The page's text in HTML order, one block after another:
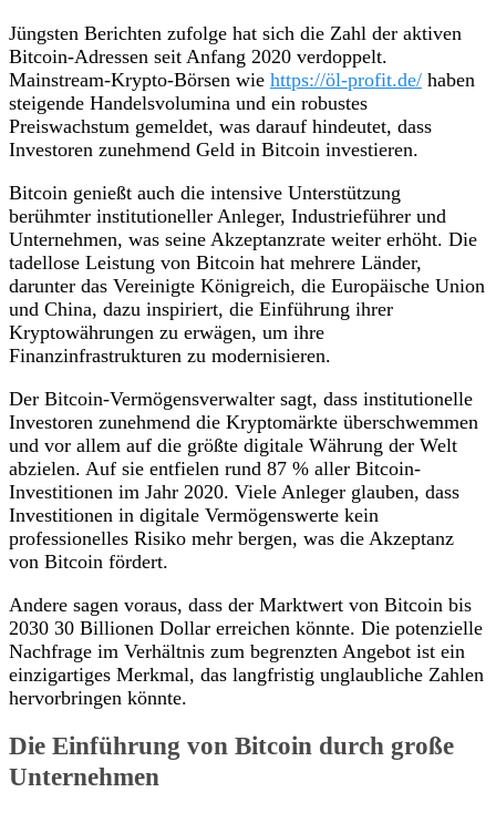
Jüngsten Berichten zufolge hat sich die Zahl der aktiven
Bitcoin-Adressen seit Anfang 2020 verdoppelt.
Mainstream-Krypto-Börsen wie https://öl-profit.de/ haben
steigende Handelsvolumina und ein robustes
Preiswachstum gemeldet, was darauf hindeutet, dass
Investoren zunehmend Geld in Bitcoin investieren.
Bitcoin genießt auch die intensive Unterstützung
berühmter institutioneller Anleger, Industrieführer und
Unternehmen, was seine Akzeptanzrate weiter erhöht. Die
tadellose Leistung von Bitcoin hat mehrere Länder,
darunter das Vereinigte Königreich, die Europäische Union
und China, dazu inspiriert, die Einführung ihrer
Kryptowährungen zu erwägen, um ihre
Finanzinfrastrukturen zu modernisieren.
Der Bitcoin-Vermögensverwalter sagt, dass institutionelle
Investoren zunehmend die Kryptomärkte überschwemmen
und vor allem auf die größte digitale Währung der Welt
abzielen. Auf sie entfielen rund 87 % aller Bitcoin-
Investitionen im Jahr 2020. Viele Anleger glauben, dass
Investitionen in digitale Vermögenswerte kein
professionelles Risiko mehr bergen, was die Akzeptanz
von Bitcoin fördert.
Andere sagen voraus, dass der Marktwert von Bitcoin bis
2030 30 Billionen Dollar erreichen könnte. Die potenzielle
Nachfrage im Verhältnis zum begrenzten Angebot ist ein
einzigartiges Merkmal, das langfristig unglaubliche Zahlen
hervorbringen könnte.
Die Einführung von Bitcoin durch große
Unternehmen